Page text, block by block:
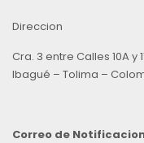
Direccion
Cra. 3 entre Calles 10A y
Ibagué – Tolima –
Correo de